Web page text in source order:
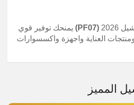
(PF07)
يمنحك توفير قوي
العناية واجهزة واكسسوارات
المميز